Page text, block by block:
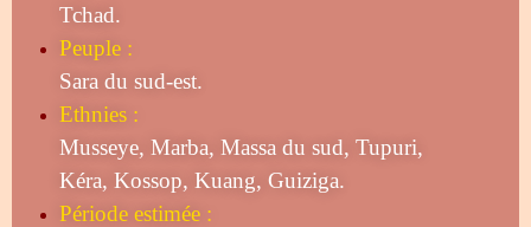
Tchad.
Peuple :
Sara du sud-est.
Ethnies :
Musseye, Marba, Massa du sud, Tupuri,
Kéra, Kossop, Kuang, Guiziga.
Période estimée :